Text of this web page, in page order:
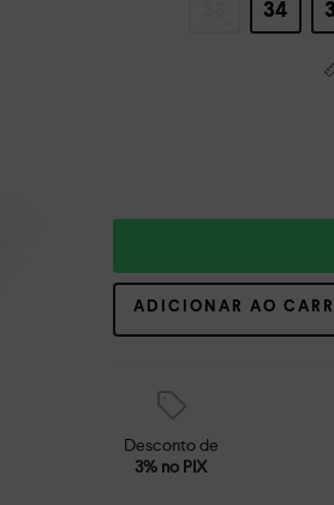
34
ADICIONAR AO
Desconto de
3% no PIX